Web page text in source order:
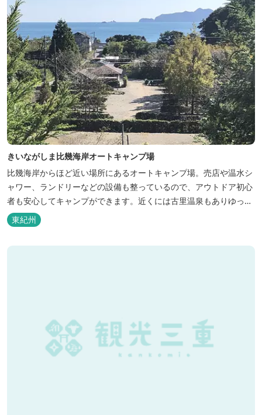
きいながしま比幾海岸オートキャンプ場
比幾海岸からほど近い場所にあるオートキャンプ場。売店や温水シ
ャワー、ランドリーなどの設備も整っているので、アウトドア初心
者も安心してキャンプができます。近くには古里温泉もありゆっく
りのんびり過ごしたい方に最高！
東紀州